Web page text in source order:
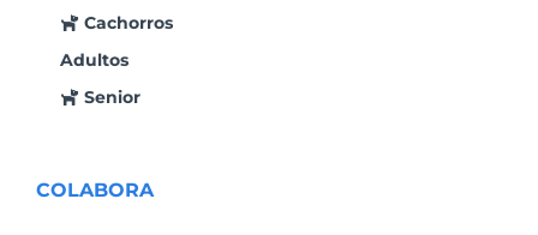
Cachorros
Adultos
Senior
COLABORA